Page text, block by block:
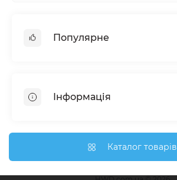
Популярне
Медальниці
Інформація
Про магазин
Каталог товарів